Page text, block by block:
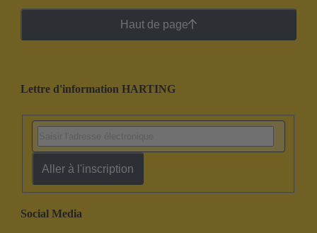
Haut de page
Lettre d'information HARTING
Aller à l'inscription
Social Media